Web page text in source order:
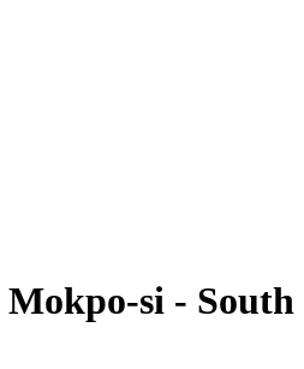
Mokpo-si - South